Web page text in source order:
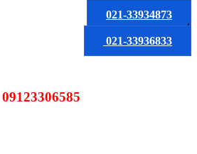
021-33934873
یا
021-33936833